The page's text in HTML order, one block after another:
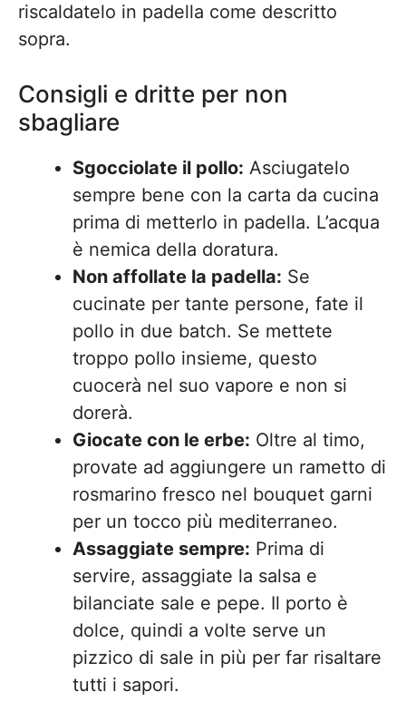
riscaldatelo in padella come descritto
sopra.
Consigli e dritte per non
sbagliare
Sgocciolate il pollo: Asciugatelo
sempre bene con la carta da cucina
prima di metterlo in padella. L’acqua
è nemica della doratura.
Non affollate la padella: Se
cucinate per tante persone, fate il
pollo in due batch. Se mettete
troppo pollo insieme, questo
cuocerà nel suo vapore e non si
dorerà.
Giocate con le erbe: Oltre al timo,
provate ad aggiungere un rametto di
rosmarino fresco nel bouquet garni
per un tocco più mediterraneo.
Assaggiate sempre: Prima di
servire, assaggiate la salsa e
bilanciate sale e pepe. Il porto è
dolce, quindi a volte serve un
pizzico di sale in più per far risaltare
tutti i sapori.